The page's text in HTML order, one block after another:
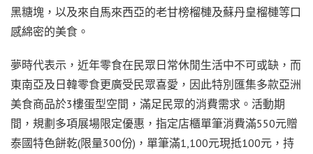
黑糖塊，以及來自馬來西亞的老甘榜榴槤及蘇丹皇榴槤等口
感綿密的美食。
夢時代表示，近年零食在民眾日常休閒生活中不可或缺，而
東南亞及日韓零食更廣受民眾喜愛，因此特別匯集多款亞洲
美食商品於3樓蛋型空間，滿足民眾的消費需求。活動期
間，規劃多項展場限定優惠，指定店櫃單筆消費滿550元贈
泰國特色餅乾(限量300份)，單筆滿1,100元現抵100元，持